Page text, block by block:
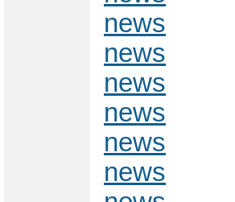
news
news
news
news
news
news